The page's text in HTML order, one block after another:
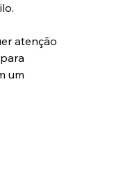
atenção
um